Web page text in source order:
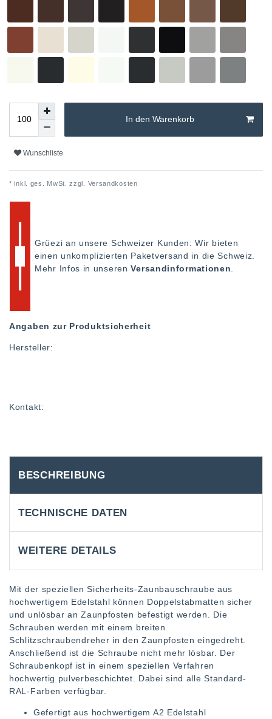
In den Warenkorb
Wunschliste
* inkl. ges. MwSt. zzgl. Versandkosten
Grüezi an unsere Schweizer Kunden: Wir bieten
einen unkomplizierten Paketversand in die Schweiz.
Mehr Infos in unserenVersandinformationen
Angaben zur Produktsicherheit
Hersteller:
Kontakt:
BESCHREIBUNG
TECHNISCHE DATEN
WEITERE DETAILS
Mit der speziellen Sicherheits-Zaunbauschraube aus
hochwertigem Edelstahl können Doppelstabmatten sicher
und unlösbar an Zaunpfosten befestigt werden. Die
Schrauben werden mit einem breiten
Schlitzschraubendreher in den Zaunpfosten eingedreht.
Anschließend ist die Schraube nicht mehr lösbar. Der
Schraubenkopf ist in einem speziellen Verfahren
hochwertig pulverbeschichtet. Dabei sind alle Standard-
RAL-Farben verfügbar.
Gefertigt aus hochwertigem A2 Edelstahl